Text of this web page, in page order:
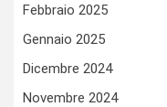
Febbraio 2025
Gennaio 2025
Dicembre 2024
Novembre 2024